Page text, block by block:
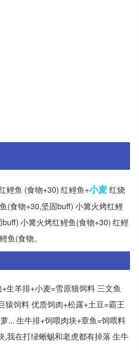
鲤鱼 (食物+30) 红鲤鱼+小麦红烧
(食物+30,坚固buff) 小篝火烤红鲤
小篝火烤红鲤鱼(食物+30) 红鲤
(食物。
生羊排+小麦=雪原狼饲料 三文鱼
猿饲料 优质饲肉+松露+土豆=霸王
... 生牛排+饲喂肉块+章鱼=饲喂料
,我在打绿蜥蜴和老虎都有掉落 生牛